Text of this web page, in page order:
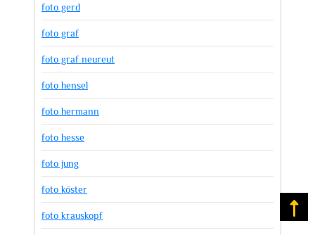
foto gerd
foto graf
foto graf neureut
foto hensel
foto hermann
foto hesse
foto jung
foto köster
foto krauskopf